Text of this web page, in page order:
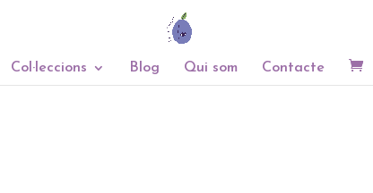
Col·leccions Blog Qui som Contacte